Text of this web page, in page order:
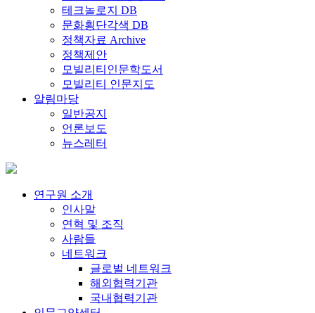
테크놀로지 DB
문화횡단각색 DB
정책자료 Archive
정책제안
모빌리티인문학도서
모빌리티 인문지도
알림마당
일반공지
언론보도
뉴스레터
연구원 소개
인사말
연혁 및 조직
사람들
네트워크
글로벌 네트워크
해외협력기관
국내협력기관